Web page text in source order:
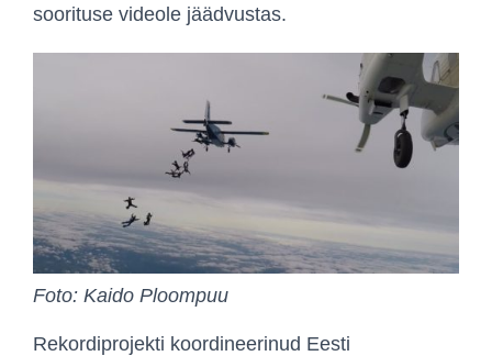
soorituse videole jäädvustas.
Foto: Kaido Ploompuu
Rekordiprojekti koordineerinud Eesti